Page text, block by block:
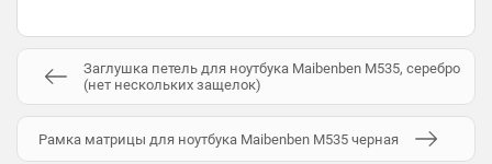
Заглушка петель для ноутбука Maibenben M535, серебро
(нет нескольких защелок)
Рамка матрицы для ноутбука Maibenben M535 черная